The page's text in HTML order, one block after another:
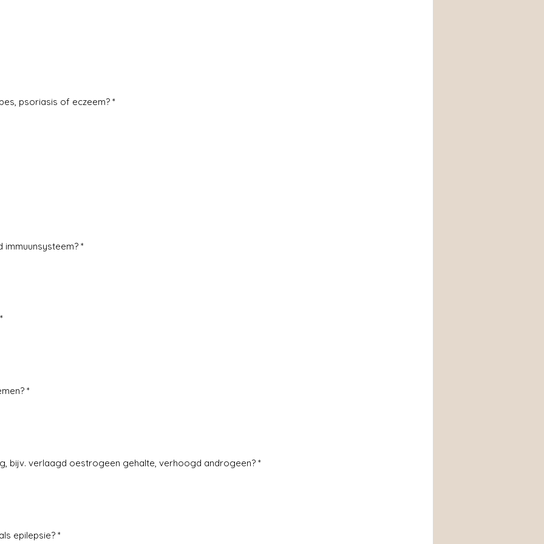
psoriasis of eczeem? *
immuunsysteem? *
*
bijv. verlaagd oestrogeen gehalte, verhoogd androgeen? *
epilepsie? *